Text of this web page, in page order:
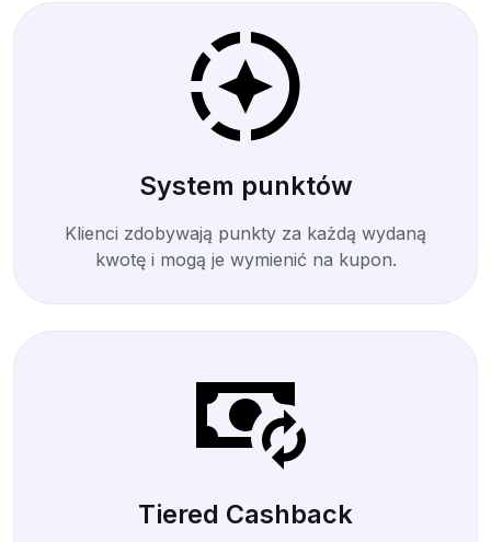
System punktów
Klienci zdobywają punkty za każdą wydaną
kwotę i mogą je wymienić na kupon.
Tiered Cashback